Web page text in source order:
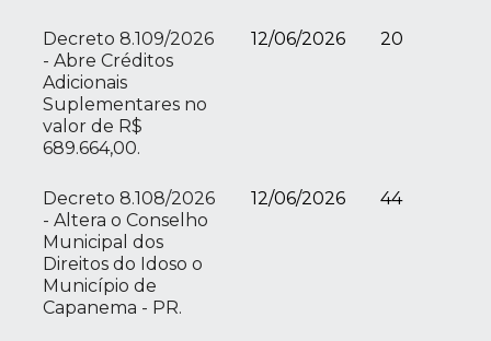
Decreto 8.109/2026
- Abre Créditos
Adicionais
Suplementares no
valor de R$
689.664,00.
12/06/2026 20
Decreto 8.108/2026
- Altera o Conselho
Municipal dos
Direitos do Idoso o
Município de
Capanema - PR.
12/06/2026 44